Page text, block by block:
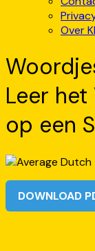
Over
Leer het
op een
DOWNLOAD